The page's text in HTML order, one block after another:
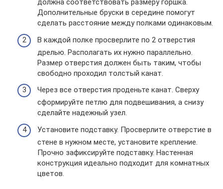
должна соответствовать размеру горшка.
Дополнительные бруски в середине помогут
сделать расстояние между полками одинаковым.
В каждой полке просверлите по 2 отверстия
дрелью. Располагать их нужно параллельно.
Размер отверстия должен быть таким, чтобы
свободно проходил толстый канат.
Через все отверстия проденьте канат. Сверху
сформируйте петлю для подвешивания, а снизу
сделайте надежный узел.
Установите подставку. Просверлите отверстие в
стене в нужном месте, установите крепление.
Прочно зафиксируйте подставку. Настенная
конструкция идеально подходит для комнатных
цветов.